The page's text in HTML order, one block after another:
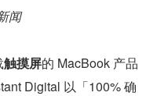
闻
触摸屏的 MacBook 产品
Digital 以「100% 确